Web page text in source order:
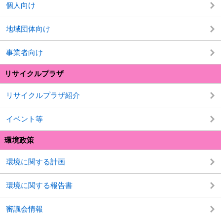
個人向け
地域団体向け
事業者向け
リサイクルプラザ
リサイクルプラザ紹介
イベント等
環境政策
環境に関する計画
環境に関する報告書
審議会情報